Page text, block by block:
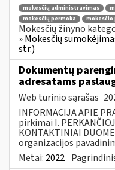
mokesčių administravimas
mokesčių permoka
mokesčio
Mokesčių žinyno
» Mokesčių
str.)
Dokumentų
adresatams
Web turinio sąrašas
INFORMACIJA APIE
pirkimai I.
KONTAKTINIAI
organizacijos
Metai: 2022